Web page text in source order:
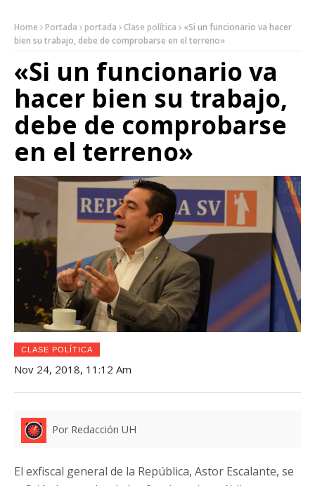
Home Portada portada Clase política
«Si un funcionario va hacer
bien su trabajo, debe de comprobarse en el terreno»
«Si un funcionario va
hacer bien su trabajo,
debe de comprobarse
en el terreno»
CLASE POLÍTICA
Nov 24, 2018, 11:12 Am
Por Redacción UH
El exfiscal general de la República, Astor Escalante, se